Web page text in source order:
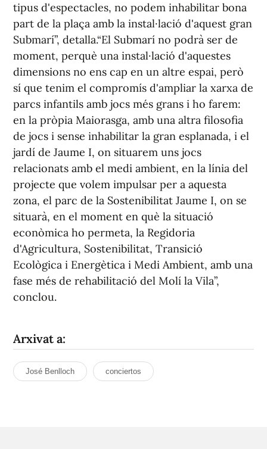
tipus d'espectacles, no podem inhabilitar bona
part de la plaça amb la instal·lació d'aquest gran
Submarí”, detalla.“El Submarí no podrà ser de
moment, perquè una instal·lació d'aquestes
dimensions no ens cap en un altre espai, però
sí que tenim el compromís d'ampliar la xarxa de
parcs infantils amb jocs més grans i ho farem:
en la pròpia Maiorasga, amb una altra filosofia
de jocs i sense inhabilitar la gran esplanada, i el
jardí de Jaume I, on situarem uns jocs
relacionats amb el medi ambient, en la línia del
projecte que volem impulsar per a aquesta
zona, el parc de la Sostenibilitat Jaume I, on se
situarà, en el moment en què la situació
econòmica ho permeta, la Regidoria
d'Agricultura, Sostenibilitat, Transició
Ecològica i Energètica i Medi Ambient, amb una
fase més de rehabilitació del Molí la Vila”,
conclou.
Arxivat a:
José Benlloch conciertos